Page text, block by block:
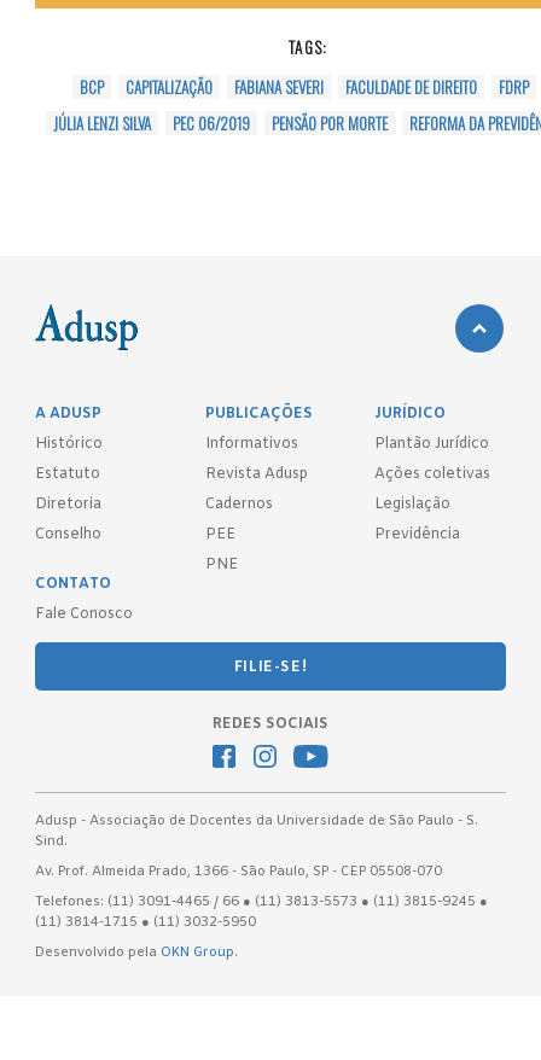
TAGS:
BCP
CAPITALIZAÇÃO FABIANA SEVERI FACULDADE DE DIREITO
FDRP
JÚLIA LENZI SILVA
PEC 06/2019 PENSÃO POR MORTE REFORMA DA
A ADUSP
Histórico
Estatuto
Diretoria
Conselho
PUBLICAÇÕES
Informativos
Revista Adusp
Cadernos
PEE
PNE
JURÍDICO
Plantão Jurídico
Ações coletivas
Legislação
Previdência
CONTATO
Fale Conosco
FILIE-SE!
REDES SOCIAIS
Adusp - Associação de Docentes da Universidade de São Paulo - S.
Sind.
Av. Prof. Almeida Prado, 1366 - São Paulo, SP - CEP 05508-070
Telefones: (11) 3091-4465 / 66 ● (11) 3813-5573 ● (11) 3815-9245 ●
(11) 3814-1715 ● (11) 3032-5950
Desenvolvido pela OKN Group.